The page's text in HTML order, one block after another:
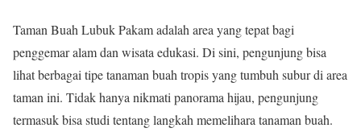
Taman Buah Lubuk Pakam adalah area yang tepat bagi
penggemar alam dan wisata edukasi. Di sini, pengunjung bisa
lihat berbagai tipe tanaman buah tropis yang tumbuh subur di area
taman ini. Tidak hanya nikmati panorama hijau, pengunjung
termasuk bisa studi tentang langkah memelihara tanaman buah.